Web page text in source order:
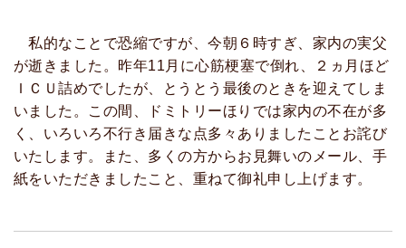
私的なことで恐縮ですが、今朝６時すぎ、家内の実父
が逝きました。昨年11月に心筋梗塞で倒れ、２ヵ月ほど
ＩＣＵ詰めでしたが、とうとう最後のときを迎えてしま
いました。この間、ドミトリーほりでは家内の不在が多
く、いろいろ不行き届きな点多々ありましたことお詫び
いたします。また、多くの方からお見舞いのメール、手
紙をいただきましたこと、重ねて御礼申し上げます。